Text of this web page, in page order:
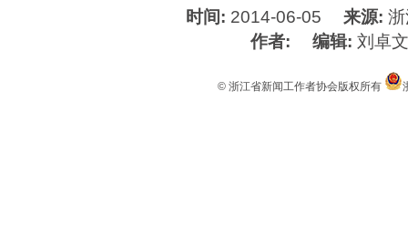
时间: 2014-06-05 来源:
作者:
编辑: 刘卓
© 浙江省新闻工作者协会版权所有